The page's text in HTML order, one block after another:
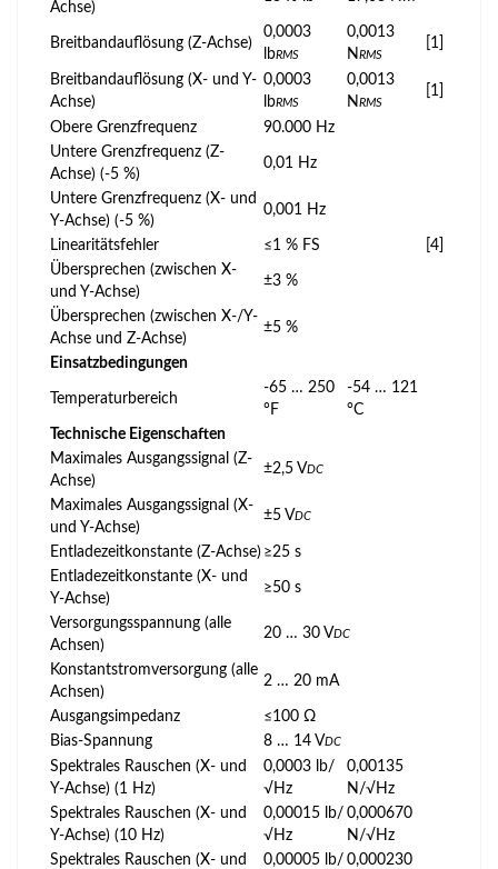
Achse)
Breitbandauflösung (Z-Achse)
0,0003
lbRMS
0,0013
NRMS
[1]
Breitbandauflösung (X- und Y-
Achse)
0,0003
lbRMS
0,0013
NRMS
[1]
Obere Grenzfrequenz
90.000 Hz
Untere Grenzfrequenz (Z-
Achse) (-5 %)
0,01 Hz
Untere Grenzfrequenz (X- und
Y-Achse) (-5 %)
0,001 Hz
Linearitätsfehler ≤1 % FS
[4]
Übersprechen (zwischen X-
und Y-Achse)
±3 %
Übersprechen (zwischen X-/Y-
Achse und Z-Achse)
±5 %
Einsatzbedingungen
Temperaturbereich
-65 … 250
°F
-54 … 121
°C
Technische Eigenschaften
Maximales Ausgangssignal (Z-
Achse)
±2,5 VDC
Maximales Ausgangssignal (X-
und Y-Achse)
±5 VDC
Entladezeitkonstante (Z-Achse) ≥25 s
Entladezeitkonstante (X- und
Y-Achse)
≥50 s
Versorgungsspannung (alle
Achsen)
20 … 30 VDC
Konstantstromversorgung (alle
Achsen)
2 … 20 mA
Ausgangsimpedanz
≤100 Ω
Bias-Spannung
8 … 14 VDC
Spektrales Rauschen (X- und
Y-Achse) (1 Hz)
0,0003 lb/
√Hz
0,00135
N/√Hz
Spektrales Rauschen (X- und
Y-Achse) (10 Hz)
0,00015 lb/
√Hz
0,000670
N/√Hz
Spektrales Rauschen (X- und
0,00005 lb/ 0,000230